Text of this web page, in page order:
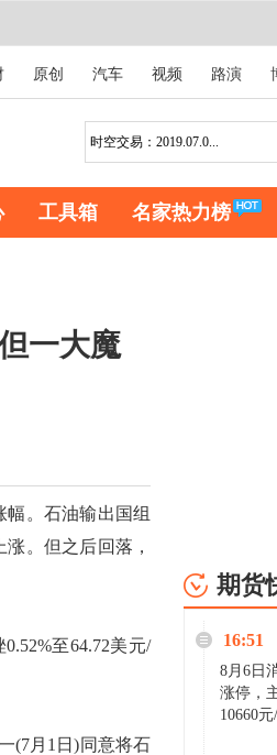
原创 汽车 视频 路演
工具箱 名家热力榜
一大魔
。石油输出国组
。但之后回落，
至64.72美元/
(7月1日)同意将石
期货
16:51
8月6日
涨停，
10660